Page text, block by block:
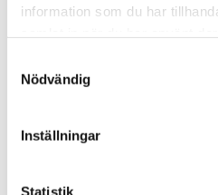
information som du har
Nödvändig
Inställningar
Statistik
utmärkta täckförmåga och
Du kommer att märka att
bildar ett homogent och
bevarar även de minsta
förbehandlad yta med primer.
ml/0,6 fl oz med pipett.